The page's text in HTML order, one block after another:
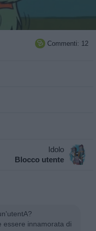
 Commenti: 12
Idolo
Blocco utente
essere innamorata di